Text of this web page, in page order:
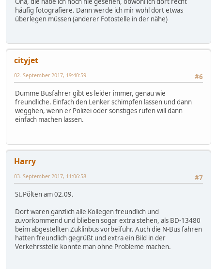
häufig fotografiere. Dann werde ich mir wohl dort etwas
überlegen müssen (anderer Fotostelle in der nähe)
cityjet
#6
02. September 2017, 19:40:59
Dumme Busfahrer gibt es leider immer, genau wie
freundliche. Einfach den Lenker schimpfen lassen und dann
wegghen, wenn er Polizei oder sonstiges rufen will dann
einfach machen lassen.
Harry
#7
03. September 2017, 11:06:58
St.Pölten am 02.09.
Dort waren gänzlich alle Kollegen freundlich und
zuvorkommend und blieben sogar extra stehen, als BD-13480
beim abgestellten Zuklinbus vorbeifuhr. Auch die N-Bus fahren
hatten freundlich gegrüßt und extra ein Bild in der
Verkehrsstelle könnte man ohne Probleme machen.